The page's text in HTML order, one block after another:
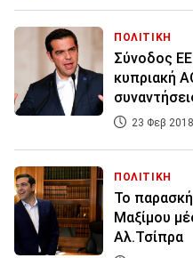
ΠΟΛΙΤΙΚΗ
Σύνοδος
κυπριακή
23 Φεβ
ΠΟΛΙΤΙΚΗ
Το
Μαξίμου
Αλ.Τσίπρα